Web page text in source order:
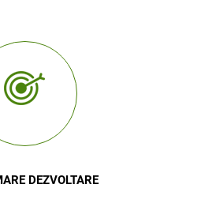
DEZVOLTARE